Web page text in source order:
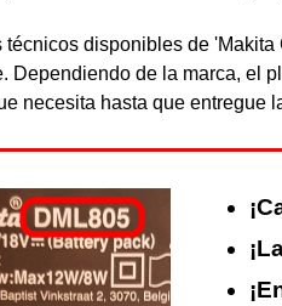
disponibles de
Dependiendo de la marca, el
necesita hasta que